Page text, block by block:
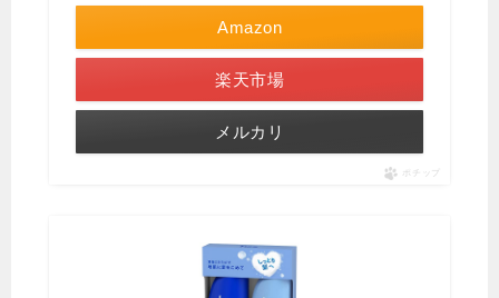
Amazon
楽天市場
メルカリ
ポチップ